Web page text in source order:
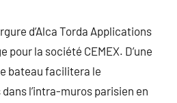
d’Alca Torda Applications
pour la société CEMEX. D’une
bateau facilitera le
l’intra-muros parisien en